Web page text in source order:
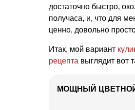
достаточно быстро,
получаса, и, что для
ценно, довольно
Итак, мой вариант
рецепта выглядит вот